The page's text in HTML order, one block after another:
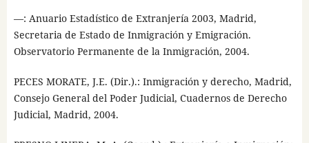
—: Anuario Estadístico de Extranjería 2003, Madrid,
Secretaria de Estado de Inmigración y Emigración.
Observatorio Permanente de la Inmigración, 2004.
PECES MORATE, J.E. (Dir.).: Inmigración y derecho, Madrid,
Consejo General del Poder Judicial, Cuadernos de Derecho
Judicial, Madrid, 2004.